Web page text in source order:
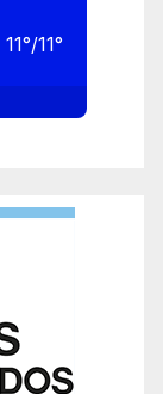
11°/11°